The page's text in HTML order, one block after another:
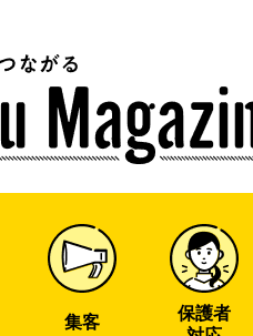
集客
保護者